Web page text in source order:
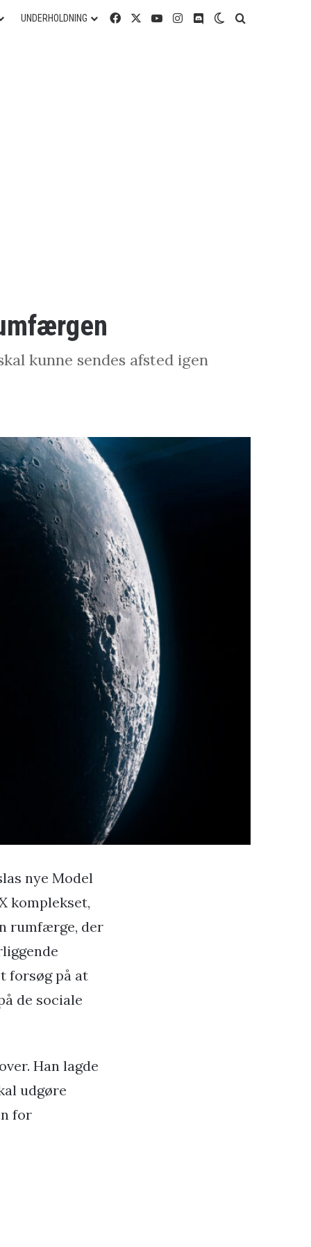
UNDERHOLDNING FacebookYouTubeInstagram
DiscordSwitch skin
kunne sendes afsted igen
nye Model
komplekset,
rumfærge, der
forsøg på at
de sociale
Han lagde
udgøre
for